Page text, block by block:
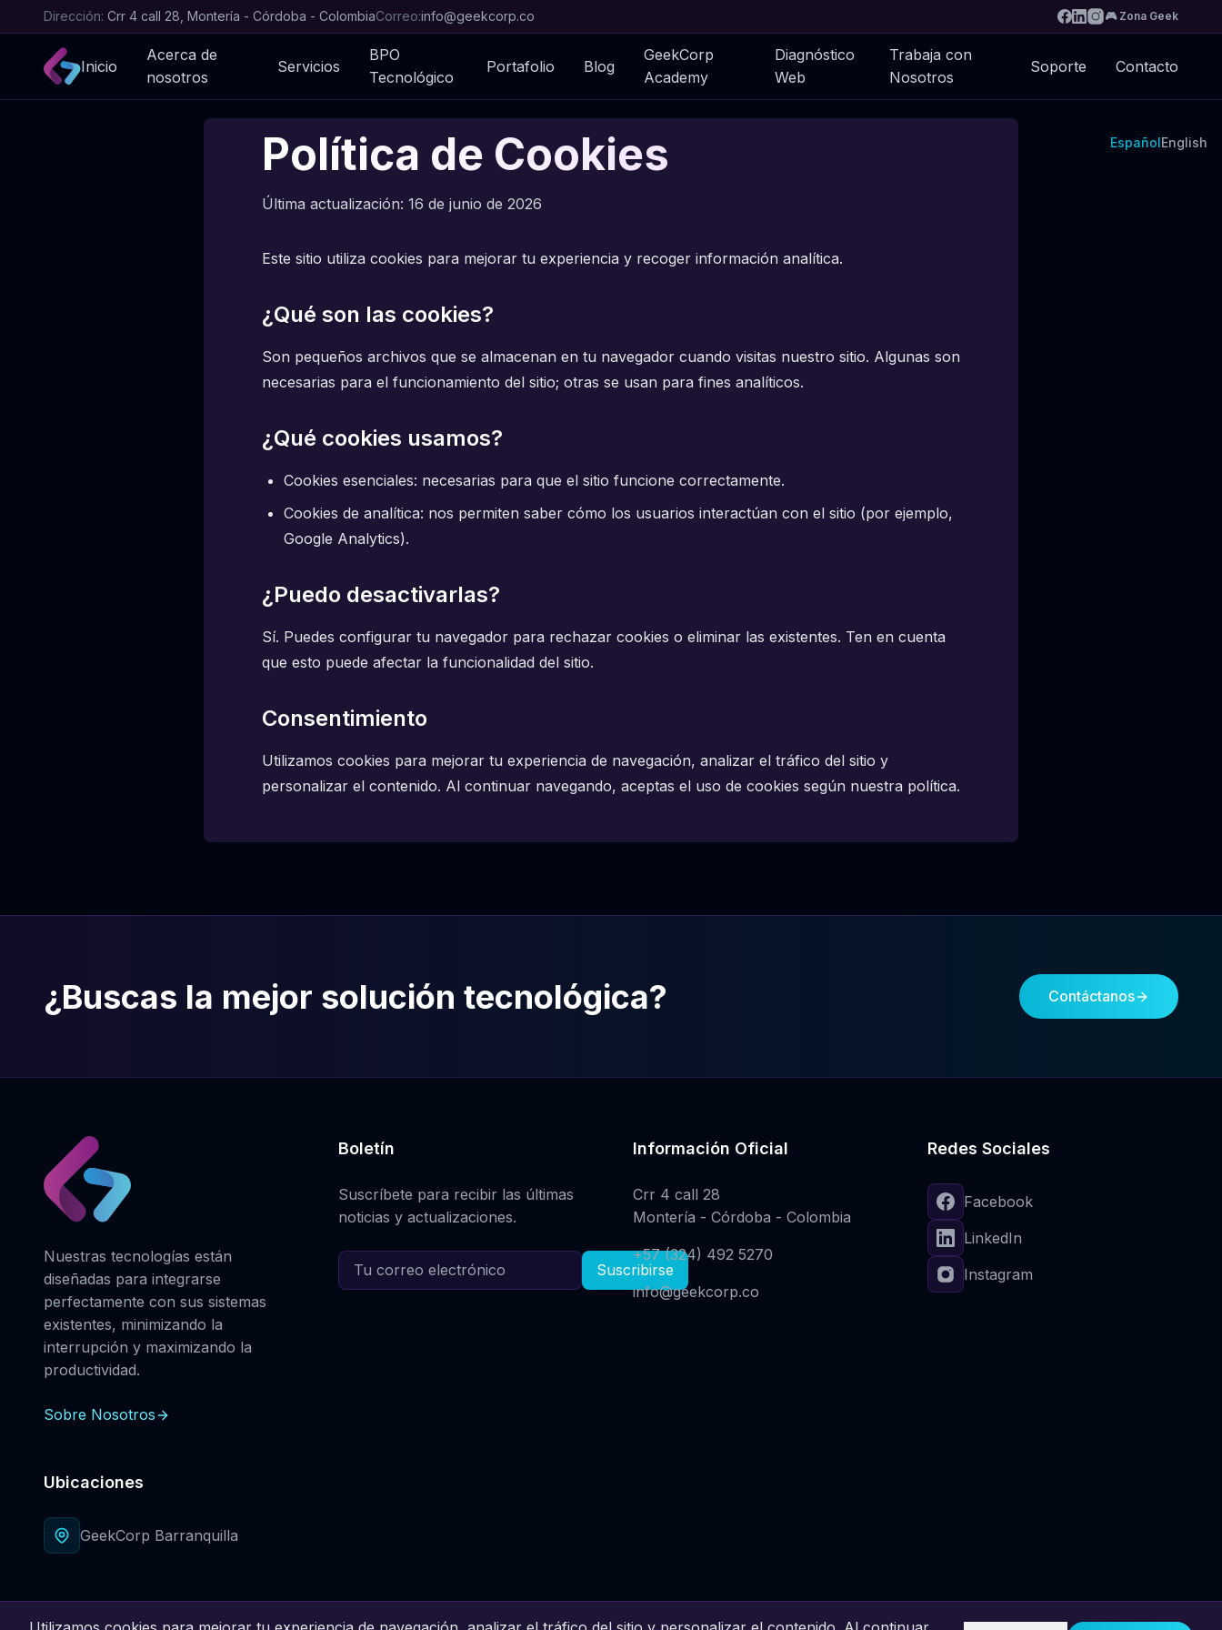
Dirección: Crr 4 call 28, Montería - Córdoba - ColombiaCorreo:info@geekcorp.co 🎮 Zona Geek
Inicio
Acerca de
nosotros
Servicios
BPO
Tecnológico
Portafolio Blog
GeekCorp
Academy
Diagnóstico
Web
Trabaja con
Nosotros
Soporte Contacto
EspañolEnglish
Política de Cookies
Última actualización: 16 de junio de 2026
Este sitio utiliza cookies para mejorar tu experiencia y recoger información analítica.
¿Qué son las cookies?
Son pequeños archivos que se almacenan en tu navegador cuando visitas nuestro sitio. Algunas son
necesarias para el funcionamiento del sitio; otras se usan para fines analíticos.
¿Qué cookies usamos?
Cookies esenciales: necesarias para que el sitio funcione correctamente.
Cookies de analítica: nos permiten saber cómo los usuarios interactúan con el sitio (por ejemplo,
Google Analytics).
¿Puedo desactivarlas?
Sí. Puedes configurar tu navegador para rechazar cookies o eliminar las existentes. Ten en cuenta
que esto puede afectar la funcionalidad del sitio.
Consentimiento
Utilizamos cookies para mejorar tu experiencia de navegación, analizar el tráfico del sitio y
personalizar el contenido. Al continuar navegando, aceptas el uso de cookies según nuestra política.
¿Buscas la mejor solución tecnológica? Contáctanos
Nuestras tecnologías están
diseñadas para integrarse
perfectamente con sus sistemas
existentes, minimizando la
interrupción y maximizando la
productividad.
Sobre Nosotros
Boletín
Suscríbete para recibir las últimas
noticias y actualizaciones.
Suscribirse
Información Oficial
Crr 4 call 28
Montería - Córdoba - Colombia
+57 (324) 492 5270
info@geekcorp.co
Redes Sociales
Facebook
LinkedIn
Instagram
Ubicaciones
GeekCorp Barranquilla